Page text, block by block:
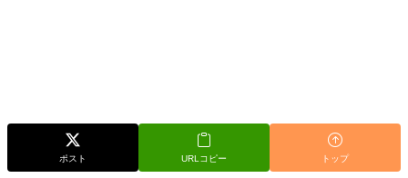
ポスト URLコピー トップ